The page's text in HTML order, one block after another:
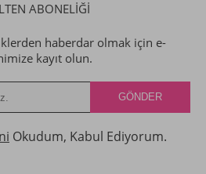
ABONELİĞİ
haberdar olmak için e-
kayıt olun.
Okudum, Kabul Ediyorum.